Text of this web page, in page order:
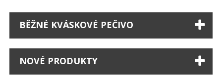
BĚŽNÉ KVÁSKOVÉ PEČIVO
NOVÉ PRODUKTY